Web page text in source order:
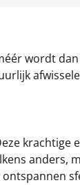
wordt
krachtige
anders,